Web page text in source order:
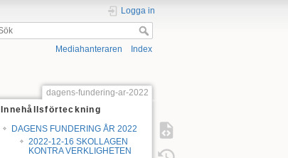
Logga in
Mediahanteraren Index
dagens-fundering-ar-2022
Innehållsförteckning
DAGENS FUNDERING ÅR 2022
2022-12-16 SKOLLAGEN
KONTRA VERKLIGHETEN